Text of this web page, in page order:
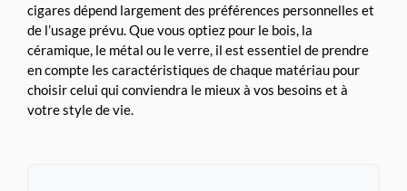
cigares dépend largement des préférences personnelles et
de l’usage prévu. Que vous optiez pour le bois, la
céramique, le métal ou le verre, il est essentiel de prendre
en compte les caractéristiques de chaque matériau pour
choisir celui qui conviendra le mieux à vos besoins et à
votre style de vie.